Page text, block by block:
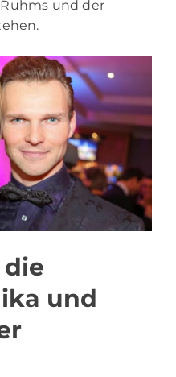
und der
und